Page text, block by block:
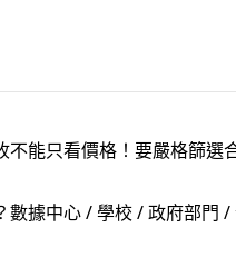
能只看價格！要嚴格篩
數據中心 / 學校 / 政府部門